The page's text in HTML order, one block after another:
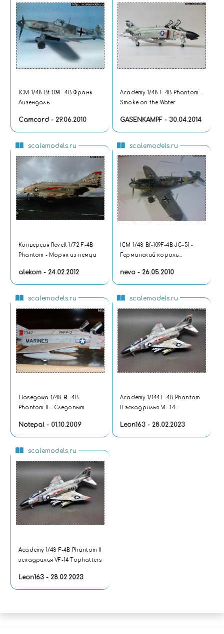
ICM 1/48 Bf-109F-4B Франк
Лизендаль
Camcord - 29.06.2010
Academy 1/48 F-4B Phantom -
Smoke on the Water
GASENKAMPF - 30.04.2014
scalemodels.ru
Конверсия Revell 1/72 F-4B
Phantom - Моряк из немца
alekom - 24.02.2012
scalemodels.ru
ICM 1/48 Bf-109F-4B JG-51 -
Германский король
nevo - 26.05.2010
scalemodels.ru
Hasegawa 1/48 RF-4B
Phantom II - Следопыт
Notepal - 01.10.2009
scalemodels.ru
Academy 1/144 F-4B Phantom
II эскадрилья VF-14
Leon163 - 28.02.2023
scalemodels.ru
Academy 1/48 F-4B Phantom II
эскадрилья VF-14 Tophatters
Leon163 - 28.02.2023